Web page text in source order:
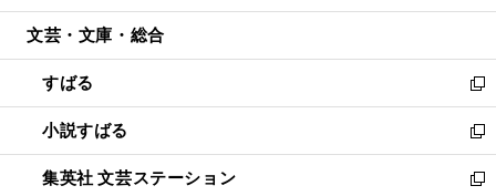
開
ウ
開
く
ン
ウ
で
開
く
ウ
ン
ド
ウ
で
開
く
文芸・文庫・総合
すばる
新
し
い
ウ
ィ
小説すばる
新
し
い
集英社 文芸ステーション
新